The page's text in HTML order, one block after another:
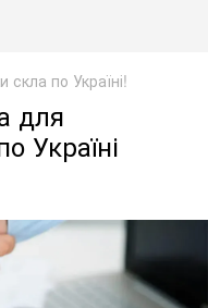
по Україні!
для
Україні